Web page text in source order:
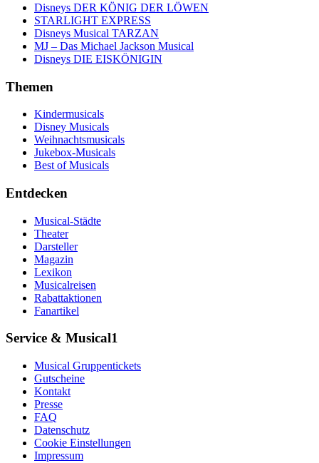
Disneys DER KÖNIG DER LÖWEN
STARLIGHT EXPRESS
Disneys Musical TARZAN
MJ – Das Michael Jackson Musical
Disneys DIE EISKÖNIGIN
Themen
Kindermusicals
Disney Musicals
Weihnachtsmusicals
Jukebox-Musicals
Best of Musicals
Entdecken
Musical-Städte
Theater
Darsteller
Magazin
Lexikon
Musicalreisen
Rabattaktionen
Fanartikel
Service & Musical1
Musical Gruppentickets
Gutscheine
Kontakt
Presse
FAQ
Datenschutz
Cookie Einstellungen
Impressum